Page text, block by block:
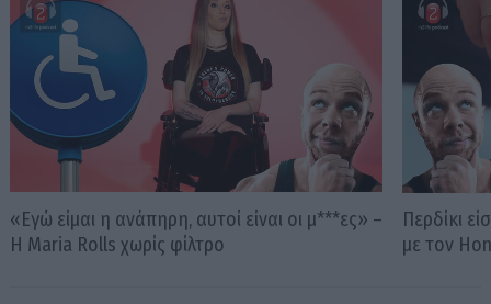
«Εγώ είμαι η ανάπηρη, αυτοί είναι οι μ***ες» –
Η Maria Rolls χωρίς φίλτρο
Περδίκι
με τον